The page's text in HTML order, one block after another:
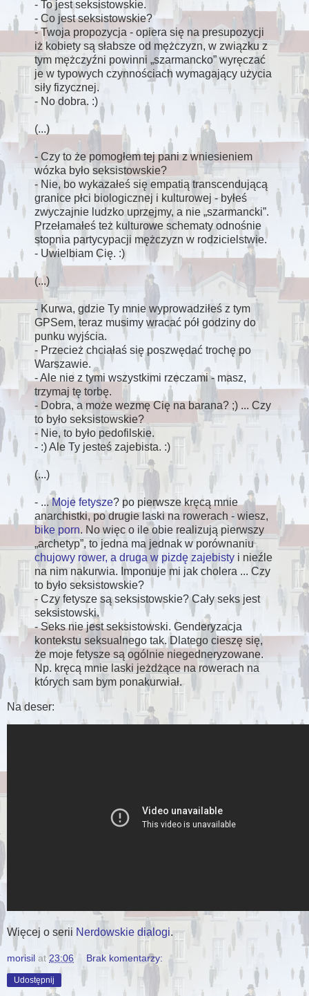
- To jest seksistowskie.
- Co jest seksistowskie?
- Twoja propozycja - opiera się na presupozycji
iż kobiety są słabsze od mężczyzn, w związku z
tym mężczyźni powinni szarmancko wyręczać
je w typowych czynnościach wymagający użycia
siły fizycznej.
- No dobra. :)
(...)
- Czy to że pomogłem tej pani z wniesieniem
wózka było seksistowskie?
- Nie, bo wykazałeś się empatią transcendującą
granice płci biologicznej i kulturowej - byłeś
zwyczajnie ludzko uprzejmy, a nie szarmancki .
Przełamałeś też kulturowe schematy odnośnie
stopnia partycypacji mężczyzn w rodzicielstwie.
- Uwielbiam Cię. :)
(...)
- Kurwa, gdzie Ty mnie wyprowadziłeś z tym
GPSem, teraz musimy wracać pół godziny do
punku wyjścia.
- Przecież chciałaś się poszwędać trochę po
Warszawie.
- Ale nie z tymi wszystkimi rzeczami - masz,
trzymaj tę torbę.
- Dobra, a może wezmę Cię na barana? ;) ... Czy
to było seksistowskie?
- Nie, to było pedofilskie.
- :) Ale Ty jesteś zajebista. :)
(...)
- ...Moje fetysze? po pierwsze kręcą mnie
anarchistki, po drugie laski na rowerach - wiesz,
bike porn. No więc o ile obie realizują pierwszy
archetyp , to jedna ma jednak w porównaniu
chujowy rower, a druga w pizdę zajebisty i nieźle
na nim nakurwia. Imponuje mi jak cholera ... Czy
to było seksistowskie?
- Czy fetysze są seksistowskie? Cały seks jest
seksistowski.
- Seks nie jest seksistowski. Genderyzacja
kontekstu seksualnego tak. Dlatego cieszę się,
że moje fetysze są ogólnie niegedneryzowane.
Np. kręcą mnie laski jeżdżące na rowerach na
których sam bym ponakurwiał.
Na deser:
Więcej o serii Nerdowskie dialogi.
morisil at23:06 Brak komentarzy:
Udostępnij